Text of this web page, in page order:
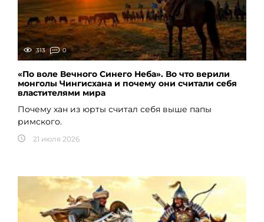
313 0
«По воле Вечного Синего Неба». Во что верили
монголы Чингисхана и почему они считали себя
властителями мира
Почему хан из юрты считал себя выше папы
римского.
21 июля 2026